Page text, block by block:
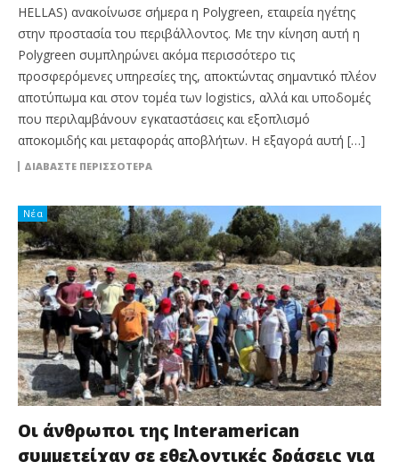
HELLAS) ανακοίνωσε σήμερα η Polygreen, εταιρεία ηγέτης
στην προστασία του περιβάλλοντος. Με την κίνηση αυτή η
Polygreen συμπληρώνει ακόμα περισσότερο τις
προσφερόμενες υπηρεσίες της, αποκτώντας σημαντικό πλέον
αποτύπωμα και στον τομέα των logistics, αλλά και υποδομές
που περιλαμβάνουν εγκαταστάσεις και εξοπλισμό
αποκομιδής και μεταφοράς αποβλήτων. Η εξαγορά αυτή […]
ΔΙΑΒΆΣΤΕ ΠΕΡΙΣΣΌΤΕΡΑ
Νέα
Οι άνθρωποι της Interamerican
συμμετείχαν σε εθελοντικές δράσεις για